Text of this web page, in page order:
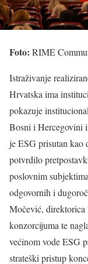
Foto: RIME
Istraživanje
Hrvatska ima
pokazuje
Bosni i Hercegovini
je ESG prisutan kao
potvrdilo
poslovnim
odgovornih i
Močević,
konzorcijuma te
većinom vode ESG
strateški pristup